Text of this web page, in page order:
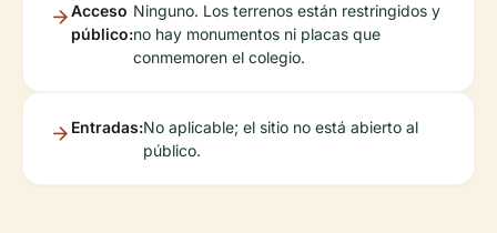
Acceso
público:
Ninguno. Los terrenos están restringidos y
no hay monumentos ni placas que
conmemoren el colegio.
Entradas:No aplicable; el sitio no está abierto al
público.